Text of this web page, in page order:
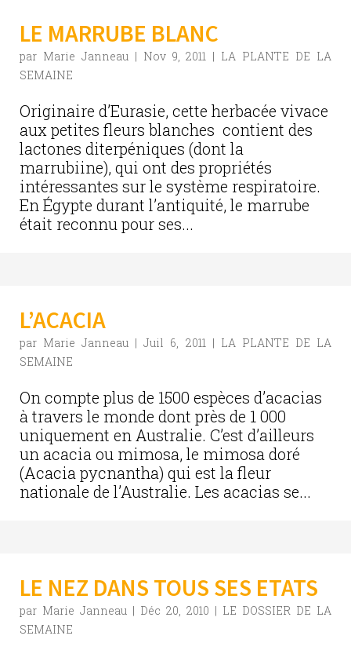
LE MARRUBE BLANC
par Marie Janneau| Nov 9, 2011 | LA PLANTE DE LA
SEMAINE
Originaire d’Eurasie, cette herbacée vivace
aux petites fleurs blanches contient des
lactones diterpéniques (dont la
marrubiine), qui ont des propriétés
intéressantes sur le système respiratoire.
En Égypte durant l’antiquité, le marrube
était reconnu pour ses...
L’ACACIA
par Marie Janneau |Juil 6, 2011| LA PLANTE DE LA
SEMAINE
On compte plus de 1500 espèces d’acacias
à travers le monde dont près de 1 000
uniquement en Australie. C’est d’ailleurs
un acacia ou mimosa, le mimosa doré
(Acacia pycnantha) qui est la fleur
nationale de l’Australie. Les acacias se...
LE NEZ DANS TOUS SES ETATS
par Marie Janneau | Déc 20, 2010 | LE DOSSIER DE LA
SEMAINE